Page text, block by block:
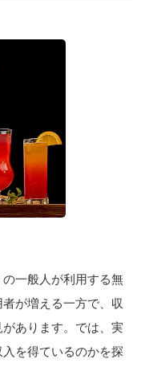
一般人が利用する無
が増える一方で、収
あります。では、実
を得ているのかを探